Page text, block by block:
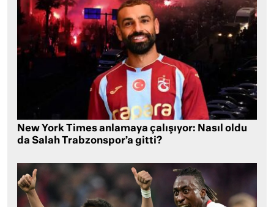
New York Times anlamaya çalışıyor: Nasıl oldu
da Salah Trabzonspor’a gitti?